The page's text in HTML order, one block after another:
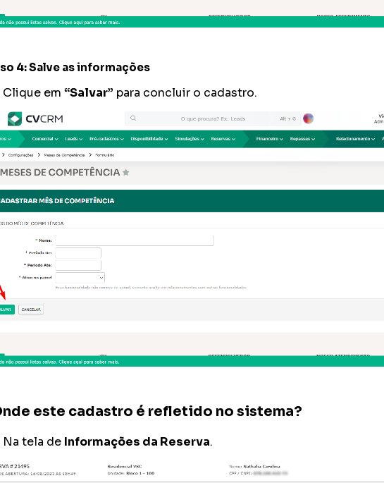
4: Salve as informações
Clique em “Salvar” para concluir o cadastro.
este cadastro é refletido no sistema?
Na tela de Informações da Reserva.